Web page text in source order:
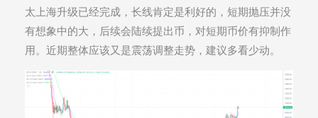
太上海升级已经完成，长线肯定是利好的，短期抛压并没
有想象中的大，后续会陆续提出币，对短期币价有抑制作
用。近期整体应该又是震荡调整走势，建议多看少动。